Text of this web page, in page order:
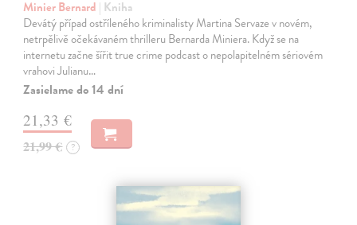
Minier Bernard | Kniha
Devátý případ ostříleného kriminalisty Martina Servaze v novém,
netrpělivě očekávaném thrilleru Bernarda Miniera. Když se na
internetu začne šířit true crime podcast o nepolapitelném sériovém
vrahovi Julianu…
Zasielame do 14 dní
21,33 €
21,99 € ?